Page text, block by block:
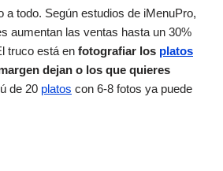
a todo. Según estudios de iMenuPro,
aumentan las ventas hasta un 30%
truco está en fotografiar los platos
dejan o los que quieres
de 20 platos con 6-8 fotos ya puede